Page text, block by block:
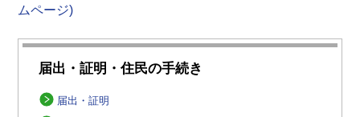
届出・証明・住民の手続き
届出・証明
ムページ)